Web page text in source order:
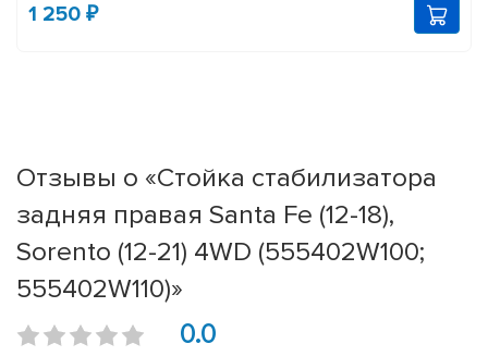
1 250 ₽
Отзывы о «Стойка стабилизатора
задняя правая Santa Fe (12-18),
Sorento (12-21) 4WD (555402W100;
555402W110)»
0.0